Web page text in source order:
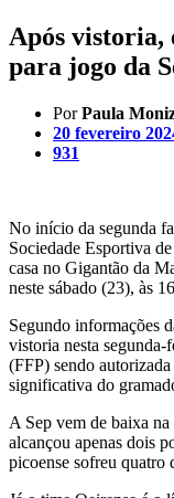
Após vistoria,
para jogo da
PorPaula
20 fevereiro
931
No início da segunda
Sociedade Esportiva
casa no Gigantão da
neste sábado (23), às
Segundo informações
vistoria nesta
(FFP) sendo
significativa do
A Sep vem de baixa
alcançou apenas dois
picoense sofreu quatro